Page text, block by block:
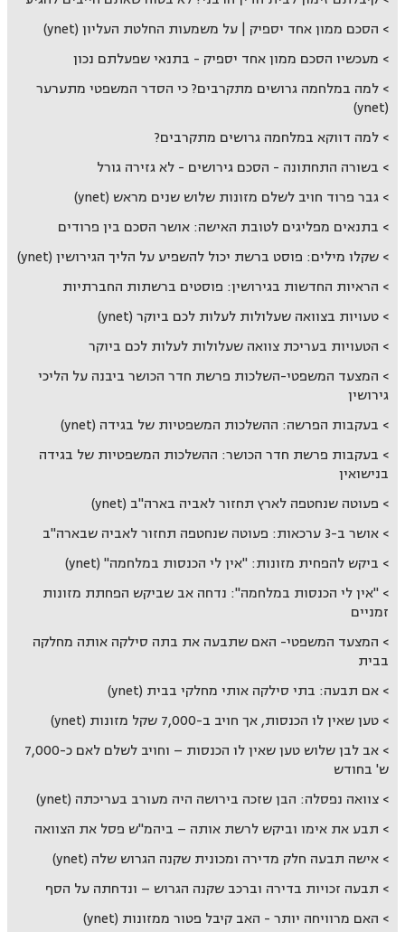
הסכם ממון אחד יספיק | על משמעות החלטת העליון (ynet)
מעכשיו הסכם ממון אחד יספיק - בתנאי שפעלתם נכון
למה במלחמה גרושים מתקרבים? כי הסדר המשפטי מתערער
(ynet)
למה דווקא במלחמה גרושים מתקרבים?
בשורה התחתונה - הסכם גירושים - לא גזירה גורל
גבר פרוד חויב לשלם מזונות שלוש שנים מראש (ynet)
בתנאים מפליגים לטובת האישה: אושר הסכם בין פרודים
שקלו מילים: פוסט ברשת יכול להשפיע על הליך הגירושין (ynet)
הראיות החדשות בגירושין: פוסטים ברשתות החברתיות
טעויות בצוואה שעלולות לעלות לכם ביוקר (ynet)
הטעויות בעריכת צוואה שעלולות לעלות לכם ביוקר
המצעד המשפטי-השלכות פרשת חדר הכושר ביבנה על הליכי
גירושין
בעקבות הפרשה: ההשלכות המשפטיות של בגידה (ynet)
בעקבות פרשת חדר הכושר: ההשלכות המשפטיות של בגידה
בנישואין
פעוטה שנחטפה לארץ תחזור לאביה בארה"ב (ynet)
אושר ב-3 ערכאות: פעוטה שנחטפה תחזור לאביה שבארה"ב
ביקש להפחית מזונות: "אין לי הכנסות במלחמה" (ynet)
"אין לי הכנסות במלחמה": נדחה אב שביקש הפחתת מזונות
זמניים
המצעד המשפטי- האם שתבעה את בתה סילקה אותה מחלקה
בבית
אם תבעה: בתי סילקה אותי מחלקי בבית (ynet)
טען שאין לו הכנסות, אך חויב ב-7,000 שקל מזונות (ynet)
אב לבן שלוש טען שאין לו הכנסות – וחויב לשלם לאם כ-7,000
ש' בחודש
צוואה נפסלה: הבן שזכה בירושה היה מעורב בעריכתה (ynet)
תבע את אימו וביקש לרשת אותה – ביהמ"ש פסל את הצוואה
אישה תבעה חלק מדירה ומכונית שקנה הגרוש שלה (ynet)
תבעה זכויות בדירה וברכב שקנה הגרוש – ונדחתה על הסף
האם מרוויחה יותר - האב קיבל פטור ממזונות (ynet)